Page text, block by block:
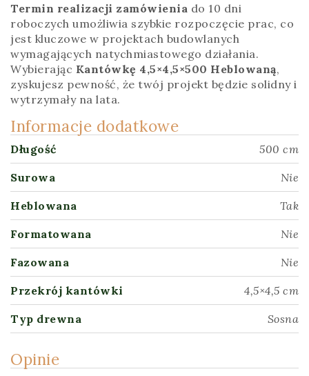
Termin realizacji zamówienia do 10 dni
roboczych umożliwia szybkie rozpoczęcie prac, co
jest kluczowe w projektach budowlanych
wymagających natychmiastowego działania.
Wybierając Kantówkę 4,5×4,5×500 Heblowaną,
zyskujesz pewność, że twój projekt będzie solidny i
wytrzymały na lata.
Informacje dodatkowe
Długość 500 cm
Surowa Nie
Heblowana Tak
Formatowana Nie
Fazowana Nie
Przekrój kantówki 4,5×4,5 cm
Typ drewna Sosna
Opinie